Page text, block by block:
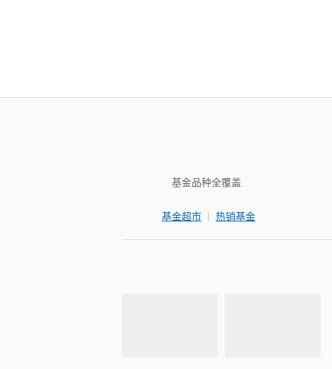
基金品种全覆盖
基金超市 | 热销基金